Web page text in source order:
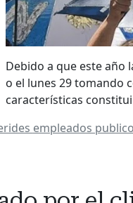
Debido a que este año
o el lunes 29 tomando
características
empleados